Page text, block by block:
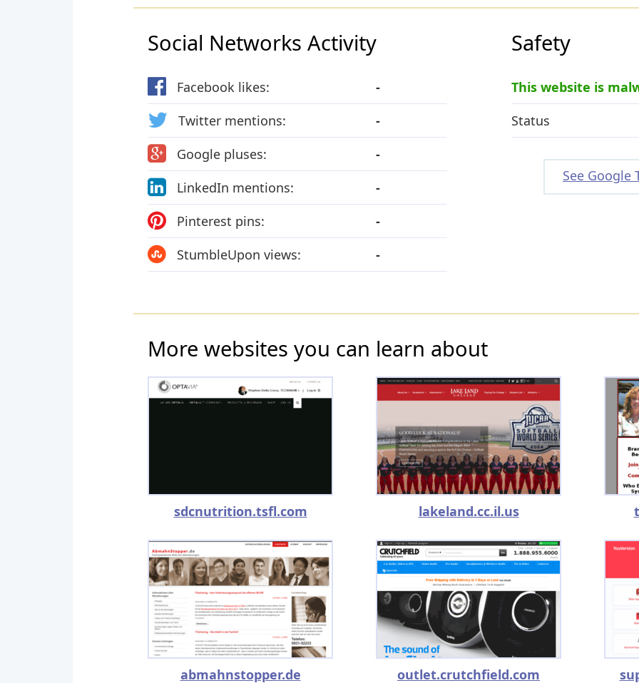
Social Networks Activity
Facebook likes:
-
Twitter mentions:
-
Google pluses:
-
LinkedIn mentions:
-
Pinterest pins:
-
StumbleUpon views:
-
Safety
This website is
Status
See Google
More websites you can learn about
sdcnutrition.tsfl.com lakeland.cc.il.us
abmahnstopper.de outlet.crutchfield.com